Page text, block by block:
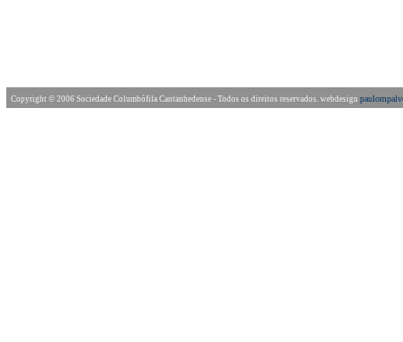
Copyright © 2006 Sociedade Columbófila Cantanhedense - Todos os direitos reservados. webdesign